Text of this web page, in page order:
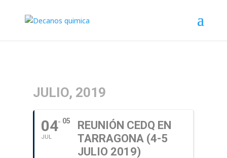
JULIO, 2019
04
JUL
05
REUNIÓN CEDQ EN
TARRAGONA (4-5
JULIO 2019)